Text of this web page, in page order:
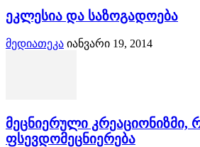
ეკლესია და საზოგადოება
მედიათეკა იანვარი 19, 2014
მეცნიერული კრეაციონიზმი,
ფსევდომეცნიერება